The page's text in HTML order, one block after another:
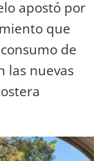
apostó por
que
de
las nuevas